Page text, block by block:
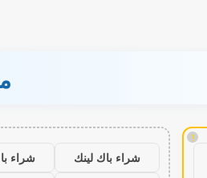
!
شراء باك لينك
شراء